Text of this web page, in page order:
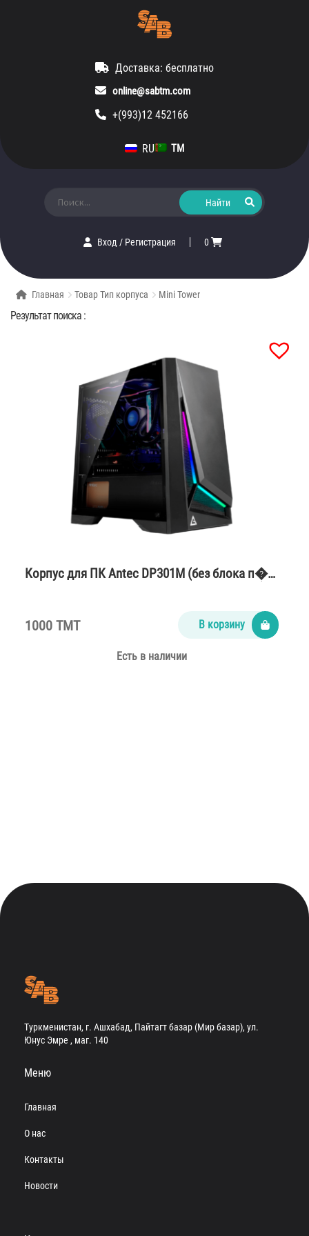
Доставка: бесплатно
online@sabtm.com
+(993)12 452166
RU TM
Вход/ Регистрация 0
Главная Товар Тип корпуса Mini Tower
Результат поиска :
Корпус для ПК Antec DP301M (без блока п�…
1000 TMT В корзину
Есть в наличии
Туркменистан, г. Ашхабад, Пайтагт базар (Мир базар), ул.
Юнус Эмре , маг. 140
Меню
Главная
О нас
Контакты
Новости